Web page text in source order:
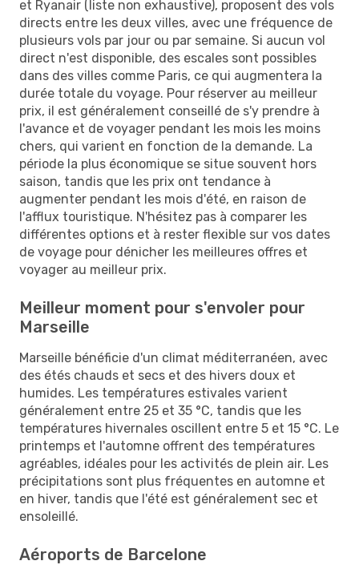
et Ryanair (liste non exhaustive), proposent des vols
directs entre les deux villes, avec une fréquence de
plusieurs vols par jour ou par semaine. Si aucun vol
direct n'est disponible, des escales sont possibles
dans des villes comme Paris, ce qui augmentera la
durée totale du voyage. Pour réserver au meilleur
prix, il est généralement conseillé de s'y prendre à
l'avance et de voyager pendant les mois les moins
chers, qui varient en fonction de la demande. La
période la plus économique se situe souvent hors
saison, tandis que les prix ont tendance à
augmenter pendant les mois d'été, en raison de
l'afflux touristique. N'hésitez pas à comparer les
différentes options et à rester flexible sur vos dates
de voyage pour dénicher les meilleures offres et
voyager au meilleur prix.
Meilleur moment pour s'envoler pour
Marseille
Marseille bénéficie d'un climat méditerranéen, avec
des étés chauds et secs et des hivers doux et
humides. Les températures estivales varient
généralement entre 25 et 35 °C, tandis que les
températures hivernales oscillent entre 5 et 15 °C. Le
printemps et l'automne offrent des températures
agréables, idéales pour les activités de plein air. Les
précipitations sont plus fréquentes en automne et
en hiver, tandis que l'été est généralement sec et
ensoleillé.
Aéroports de Barcelone